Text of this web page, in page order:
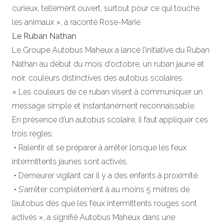
curieux, tellement ouvert, surtout pour ce qui touche
les animaux », a raconté Rose-Marie.
Le Ruban Nathan
Le Groupe Autobus Maheux a lancé l’initiative du Ruban
Nathan au début du mois d’octobre, un ruban jaune et
noir, couleurs distinctives des autobus scolaires.
« Les couleurs de ce ruban visent à communiquer un
message simple et instantanément reconnaissable.
En présence d’un autobus scolaire, il faut appliquer ces
trois règles:
• Ralentir et se préparer à arrêter lorsque les feux
intermittents jaunes sont activés.
• Demeurer vigilant car il y a des enfants à proximité.
• S'arrêter complétement à au moins 5 mètres de
l’autobus dès que les feux intermittents rouges sont
activés », a signifié Autobus Maheux dans une